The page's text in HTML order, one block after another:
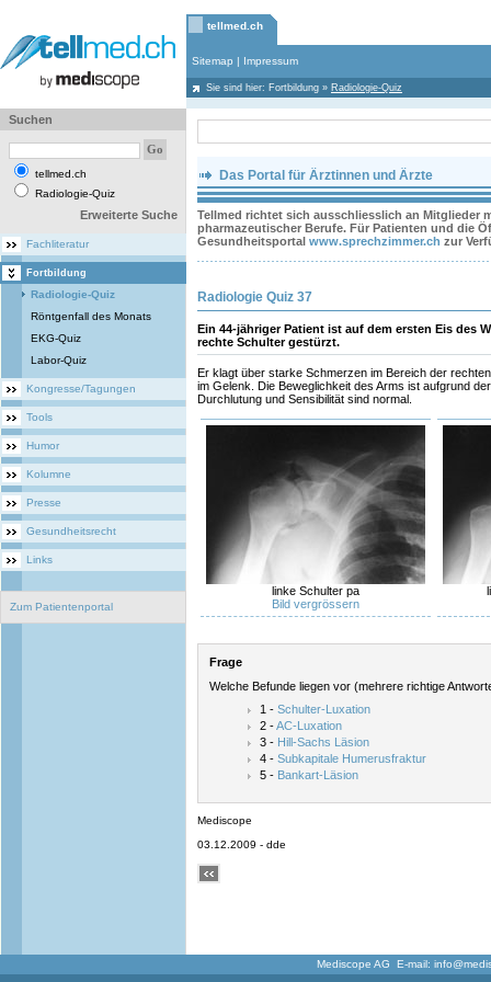
tellmed.ch
Sitemap | Impressum
Sie sind hier: Fortbildung » Radiologie-Quiz
Suchen
tellmed.ch
Radiologie-Quiz
Erweiterte Suche
Fachliteratur
Fortbildung
Radiologie-Quiz
Röntgenfall des Monats
EKG-Quiz
Labor-Quiz
Kongresse/Tagungen
Tools
Humor
Kolumne
Presse
Gesundheitsrecht
Links
Zum Patientenportal
Das Portal für Ärztinnen und Ärzte
Tellmed richtet sich ausschliesslich an Mitglieder
pharmazeutischer Berufe. Für Patienten und die
Gesundheitsportal www.sprechzimmer.ch zur
Radiologie Quiz 37
Ein 44-jähriger Patient ist auf dem ersten Eis des
rechte Schulter gestürzt.
Er klagt über starke Schmerzen im Bereich der
im Gelenk. Die Beweglichkeit des Arms ist aufgrund
Durchlutung und Sensibilität sind normal.
linke Schulter pa
Bild vergrössern
Frage
Welche Befunde liegen vor (mehrere richtige
1 - Schulter-Luxation
2 -AC-Luxation
3 - Hill-Sachs Läsion
4 - Subkapitale Humerusfraktur
5 - Bankart-Läsion
Mediscope
03.12.2009 - dde
Mediscope AG E-mail: